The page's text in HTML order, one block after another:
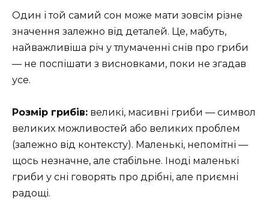
Один і той самий сон може мати зовсім різне
значення залежно від деталей. Це, мабуть,
найважливіша річ у тлумаченні снів про гриби
— не поспішати з висновками, поки не згадав
усе.
Розмір грибів: великі, масивні гриби — символ
великих можливостей або великих проблем
(залежно від контексту). Маленькі, непомітні —
щось незначне, але стабільне. Іноді маленькі
гриби у сні говорять про дрібні, але приємні
радощі.